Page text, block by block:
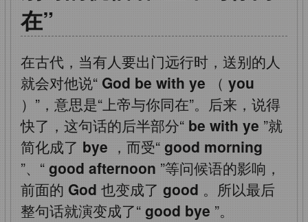
在”
在古代，当有人要出门远行时，送别的人
就会对他说“ God be with ye （ you
）”，意思是“上帝与你同在”。后来，说得
快了，这句话的后半部分“ be with ye ”就
简化成了 bye ，而受“ good morning
”、“ good afternoon ”等问候语的影响，
前面的 God 也变成了 good 。所以最后
整句话就演变成了“ good bye ”。